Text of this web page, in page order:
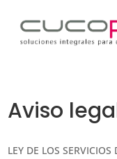
Aviso
LEY DE LOS